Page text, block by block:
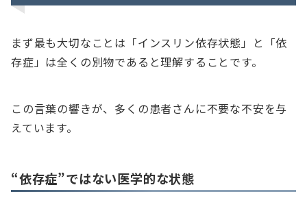
まず最も大切なことは「インスリン依存状態」と「依
存症」は全くの別物であると理解することです。
この言葉の響きが、多くの患者さんに不要な不安を与
えています。
“依存症”ではない医学的な状態